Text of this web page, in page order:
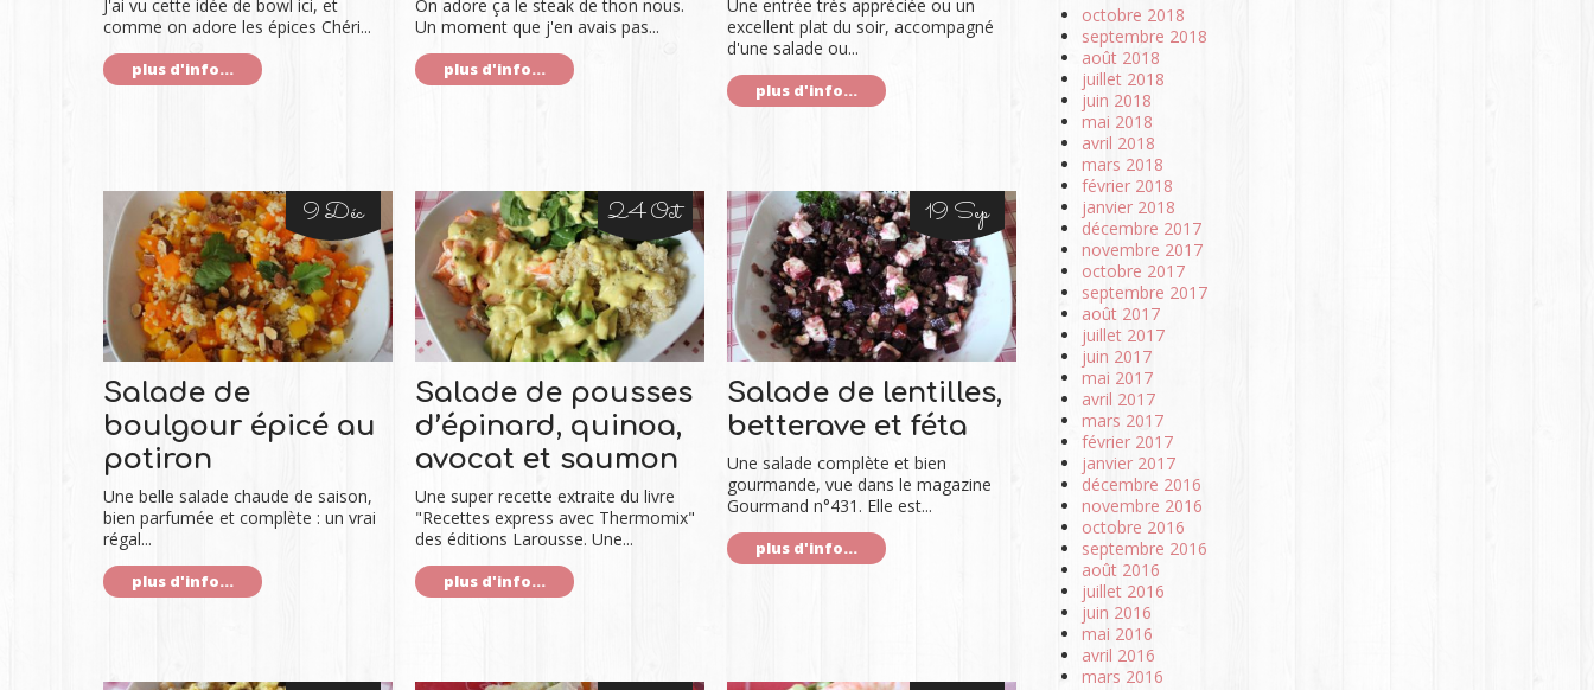
J'ai vu cette idée de bowl ici, et
comme on adore les épices Chéri...
plus d'info...
On adore ça le steak de thon nous.
Un moment que j'en avais pas...
plus d'info...
Une entrée très appréciée ou un
excellent plat du soir, accompagné
d'une salade ou...
plus d'info...
9 Déc
Salade de
boulgour épicé au
potiron
Une belle salade chaude de saison,
bien parfumée et complète : un vrai
régal...
plus d'info...
24 Oct
Salade de pousses
d’épinard, quinoa,
avocat et saumon
Une super recette extraite du livre
"Recettes express avec Thermomix"
des éditions Larousse. Une...
plus d'info...
19 Sep
Salade de lentilles,
betterave et féta
Une salade complète et bien
gourmande, vue dans le magazine
Gourmand n°431. Elle est...
plus d'info...
octobre 2018
septembre 2018
août 2018
juillet 2018
juin 2018
mai 2018
avril 2018
mars 2018
février 2018
janvier 2018
décembre 2017
novembre 2017
octobre 2017
septembre 2017
août 2017
juillet 2017
juin 2017
mai 2017
avril 2017
mars 2017
février 2017
janvier 2017
décembre 2016
novembre 2016
octobre 2016
septembre 2016
août 2016
juillet 2016
juin 2016
mai 2016
avril 2016
mars 2016